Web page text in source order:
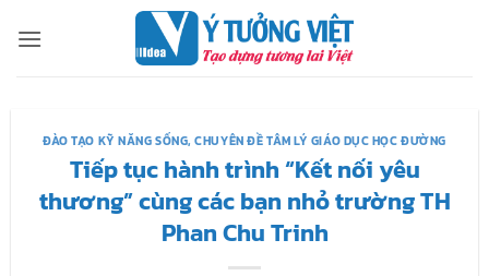
qua
ĐÀO TẠO KỸ NĂNG SỐNG,CHUYÊN ĐỀ TÂM LÝ GIÁO DỤC HỌC ĐƯỜNG
Tiếp tục hành trình “Kết nối yêu
thương” cùng các bạn nhỏ trường TH
Phan Chu Trinh